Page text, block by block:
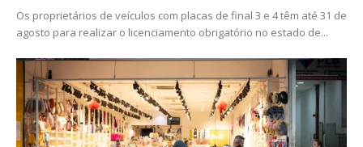
Os proprietários de veículos com placas de final 3 e 4 têm até 31 de
agosto para realizar o licenciamento obrigatório no estado de...